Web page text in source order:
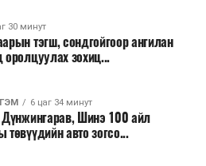
ажлыг гацаанаас гаргалаа.
гүйцэтгэлтэй гацсан
ажлыг эхлүүллээ. 14
сонгон шалгаруулалт
үнийн өсөлтийн эсрэг, дэлхий
30 минут
тэгш, сондгойгоор ангилан
оролцуулах зохиц...
6 цаг 34 минут
Дүнжингарав, Шинэ 100 айл
авто зогсо...